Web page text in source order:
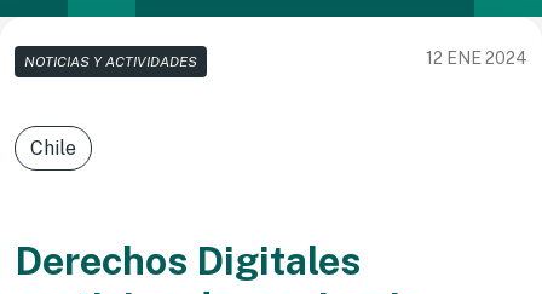
NOTICIAS Y ACTIVIDADES 12 ENE 2024
Chile
Derechos Digitales